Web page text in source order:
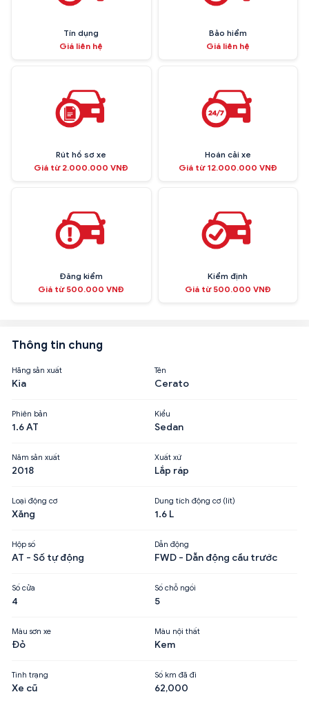
Tín dụng
Giá liên hệ
Bảo hiểm
Giá liên hệ
Rút hồ sơ xe
Giá từ 2.000.000 VNĐ
Hoán cải xe
Giá từ 12.000.000 VNĐ
Đăng kiểm
Giá từ 500.000 VNĐ
Kiểm định
Giá từ 500.000 VNĐ
Thông tin chung
Hãng sản xuất
Kia
Tên
Cerato
Phiên bản
1.6 AT
Kiểu
Sedan
Năm sản xuất
2018
Xuất xứ
Lắp ráp
Loại động cơ
Xăng
Dung tích động cơ (lít)
1.6 L
Hộp số
AT - Số tự động
Dẫn động
FWD - Dẫn động cầu trước
Số cửa
4
Số chỗ ngồi
5
Màu sơn xe
Đỏ
Màu nội thất
Kem
Tình trạng
Xe cũ
Số km đã đi
62,000